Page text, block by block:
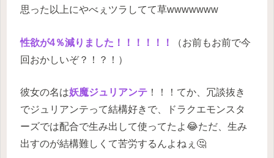
思った以上にやべぇツラしてて草wwwwwww
性欲が4％減りました！！！！！！
（お前もお前で今
回おかしいぞ？！？！）
彼女の名は妖魔ジュリアンテ ！！！てか、冗談抜き
でジュリアンテって結構好きで、ドラクエモンスタ
ーズでは配合で生み出して使ってたよ😂ただ、生み
出すのが結構難しくて苦労するんよねぇ🤔